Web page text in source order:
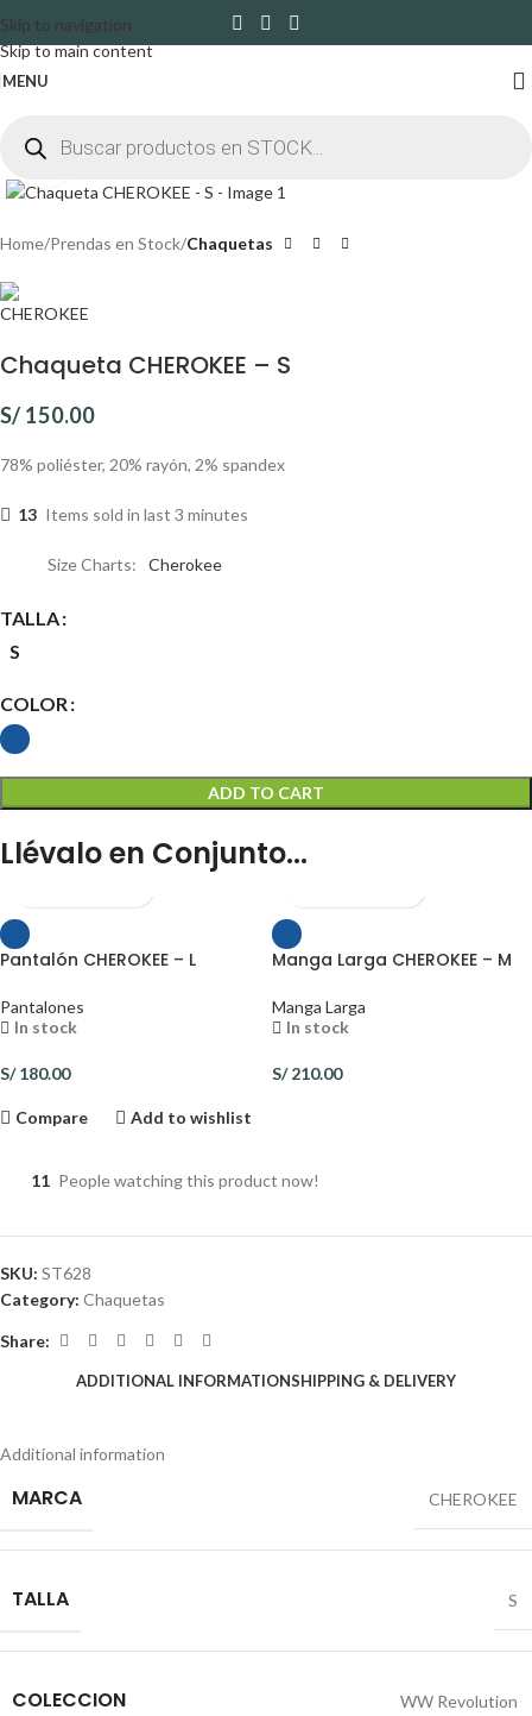
Skip to navigation
Skip to main content
MENU
Click to enlarge
Home Prendas en Stock Chaquetas
Chaqueta CHEROKEE – S
S/ 150.00
78% poliéster, 20% rayón, 2% spandex
13 Items sold in last 3 minutes
Size Charts Cherokee
TALLA
S
COLOR
ADD TO CART
Llévalo en Conjunto...
Pantalón CHEROKEE – L
Pantalones
In stock
S/180.00
Manga Larga CHEROKEE – M
Manga Larga
In stock
S/210.00
Compare Add to wishlist
11 People watching this product now!
SKU: ST628
Category: Chaquetas
Share:
ADDITIONAL INFORMATIONSHIPPING & DELIVERY
Additional information
MARCA CHEROKEE
TALLA S
COLECCION WW Revolution